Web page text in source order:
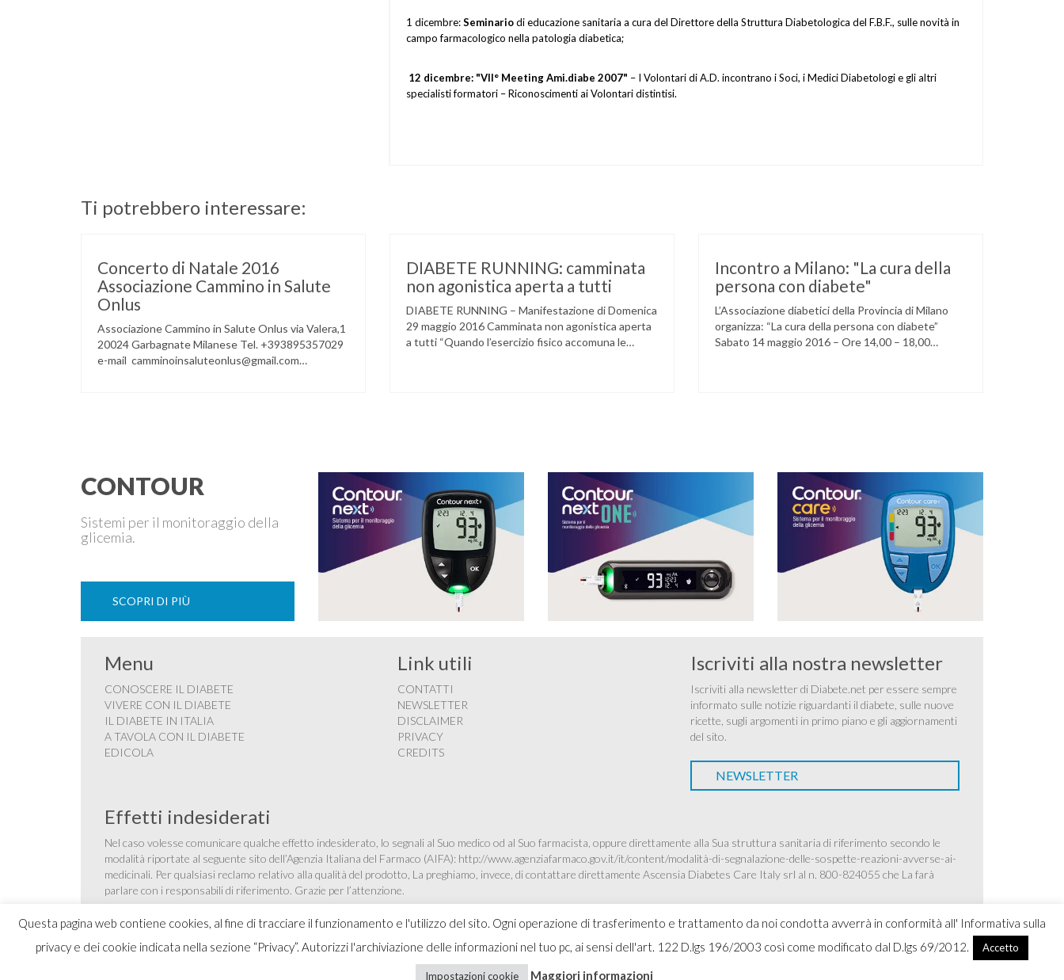
1 dicembre:Seminariodi educazione sanitaria a cura del Direttore della Struttura Diabetologica del F.B.F., sulle novità in
campo farmacologico nella patologia diabetica;
12 dicembre: "VII° Meeting Ami.diabe 2007" – I Volontari di A.D. incontrano i Soci, i Medici Diabetologi e gli altri
specialisti formatori – Riconoscimenti ai Volontari distintisi.
Ti potrebbero interessare:
Concerto di Natale 2016
Associazione Cammino in Salute
Onlus
Associazione Cammino in Salute Onlus via Valera,1
20024 Garbagnate Milanese Tel. +393895357029
e-mail camminoinsaluteonlus@gmail.com
DIABETE RUNNING: camminata
non agonistica aperta a tutti
DIABETE RUNNING – Manifestazione di Domenica
29 maggio 2016 Camminata non agonistica aperta
a tutti “Quando l’esercizio fisico accomuna le
Incontro a Milano: "La cura della
persona con diabete"
L’Associazione diabetici della Provincia di Milano
organizza: “La cura della persona con diabete”
Sabato 14 maggio 2016 – Ore 14,00 – 18,00
CONTOUR
Sistemi per il monitoraggio della
glicemia.
SCOPRI DI PIÙ
Questa pagina web contiene cookies, al fine di tracciare il funzionamento e l'utilizzo del sito. Ogni operazione di trasferimento e trattamento da noi condotta avverrà in conformità all' Informativa sulla
privacy e dei cookie indicata nella sezione “Privacy”. Autorizzi l'archiviazione delle informazioni nel tuo pc, ai sensi dell'art. 122 D.lgs 196/2003 così come modificato dal D.lgs 69/2012.
Accetto
Impostazioni cookie Maggiori informazioni
Menu
CONOSCERE IL DIABETE
VIVERE CON IL DIABETE
IL DIABETE IN ITALIA
A TAVOLA CON IL DIABETE
EDICOLA
Link utili
CONTATTI
NEWSLETTER
DISCLAIMER
PRIVACY
CREDITS
Iscriviti alla nostra newsletter
Iscriviti alla newsletter di Diabete.net per essere sempre
informato sulle notizie riguardanti il diabete, sulle nuove
ricette, sugli argomenti in primo piano e gli aggiornamenti
del sito.
NEWSLETTER
Effetti indesiderati
Nel caso volesse comunicare qualche effetto indesiderato, lo segnali al Suo medico od al Suo farmacista, oppure direttamente alla Sua struttura sanitaria di riferimento secondo le
modalità riportate al seguente sito dell’Agenzia Italiana del Farmaco (AIFA): http://www.agenziafarmaco.gov.it/it/content/modalità-di-segnalazione-delle-sospette-reazioni-avverse-ai-
medicinali. Per qualsiasi reclamo relativo alla qualità del prodotto, La preghiamo, invece, di contattare direttamente Ascensia Diabetes Care Italy srl al n. 800-824055 che La farà
parlare con i responsabili di riferimento. Grazie per l’attenzione.